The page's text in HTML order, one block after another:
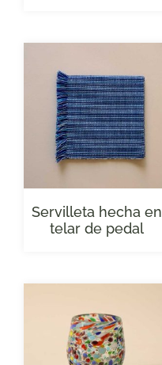
Servilleta hecha en
telar de pedal